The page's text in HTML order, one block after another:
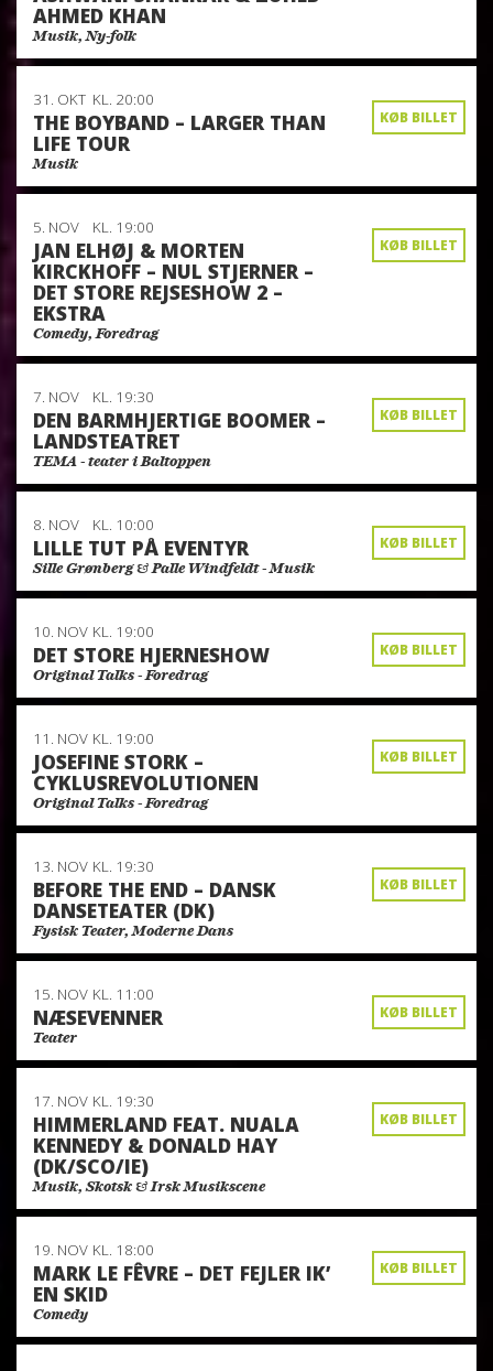
AHMED KHAN
Musik, Ny-folk
31. OKT KL. 20:00
THE BOYBAND – LARGER THAN
LIFE TOUR
Musik
KØB BILLET
5. NOV KL. 19:00
JAN ELHØJ & MORTEN
KIRCKHOFF – NUL STJERNER –
DET STORE REJSESHOW 2 –
EKSTRA
Comedy, Foredrag
KØB BILLET
7. NOV KL. 19:30
DEN BARMHJERTIGE BOOMER –
LANDSTEATRET
TEMA - teater i Baltoppen
KØB BILLET
8. NOV KL. 10:00
LILLE TUT PÅ EVENTYR
Sille Grønberg & Palle Windfeldt - Musik
KØB BILLET
10. NOV KL. 19:00
DET STORE HJERNESHOW
Original Talks - Foredrag
KØB BILLET
11. NOV KL. 19:00
JOSEFINE STORK –
CYKLUSREVOLUTIONEN
Original Talks - Foredrag
KØB BILLET
13. NOV KL. 19:30
BEFORE THE END – DANSK
DANSETEATER (DK)
Fysisk Teater, Moderne Dans
KØB BILLET
15. NOV KL. 11:00
NÆSEVENNER
Teater
KØB BILLET
17. NOV KL. 19:30
HIMMERLAND FEAT. NUALA
KENNEDY & DONALD HAY
(DK/SCO/IE)
Musik, Skotsk & Irsk Musikscene
KØB BILLET
19. NOV KL. 18:00
MARK LE FÊVRE – DET FEJLER IK’
EN SKID
Comedy
KØB BILLET